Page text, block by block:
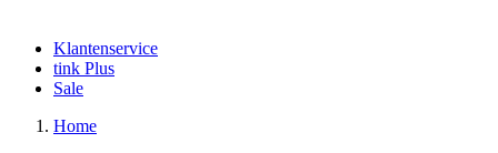
Klantenservice
tink Plus
Sale
Home